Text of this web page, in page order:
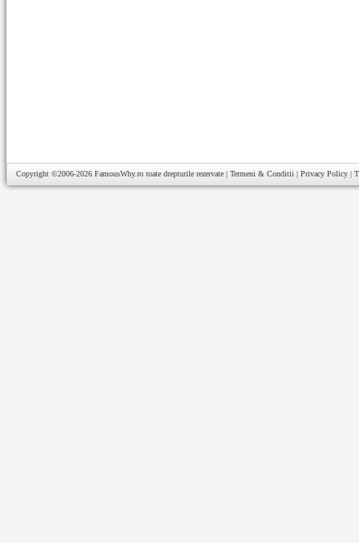
Copyright ©2006-2026 FamousWhy.ro toate drepturile rezervate | Termeni & Conditii | Privacy Policy |